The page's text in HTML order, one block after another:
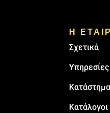
Η
Σχετικά
Υπηρεσίες
Κατάστημα
Κατάλογοι